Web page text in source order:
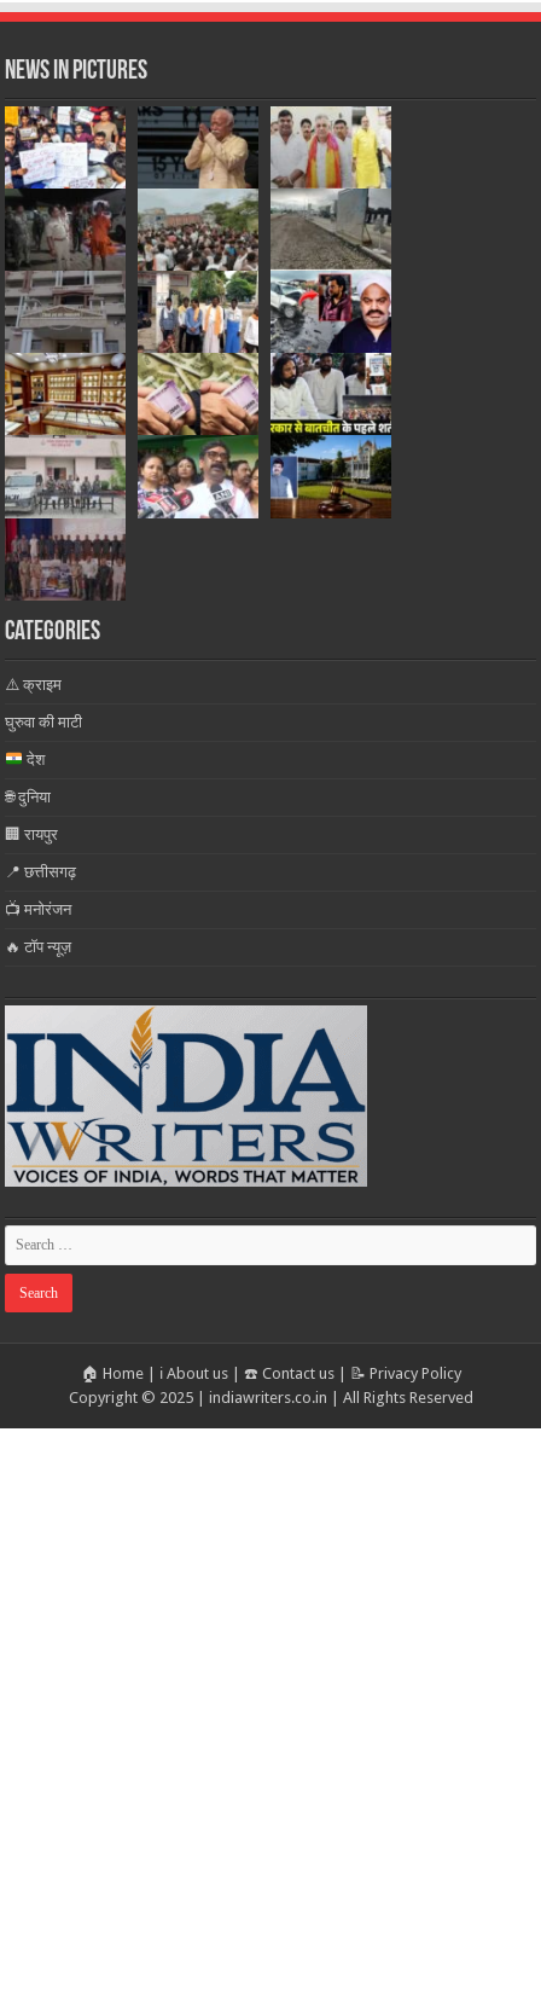
News in Pictures
Categories
⚠️ क्राइम
घुरुवा की माटी
देश
🌐 दुनिया
🏢 रायपुर
📍 छत्तीसगढ़
📺 मनोरंजन
🔥 टॉप न्यूज़
🏠 Home| ℹ️ About us| ☎️ Contact us| 📝 Privacy Policy
Copyright © 2025 | indiawriters.co.in | All Rights Reserved